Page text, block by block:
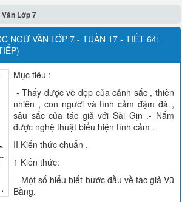
Lớp 7
NGỮ VĂN LỚP 7 - TUẦN 17 - TIẾT 64:
Mục tiêu :
- Thấy được vẽ đẹp của cảnh sắc , thiên
nhiên , con người và tình cảm đậm đà ,
sâu sắc của tác giả với Sài Gịn .- Nắm
được nghệ thuật biểu hiện tình cảm .
II Kiến thức chuẩn .
1 Kiến thức:
- Một số hiểu biết bước đầu về tác giả Vũ
Bằng.